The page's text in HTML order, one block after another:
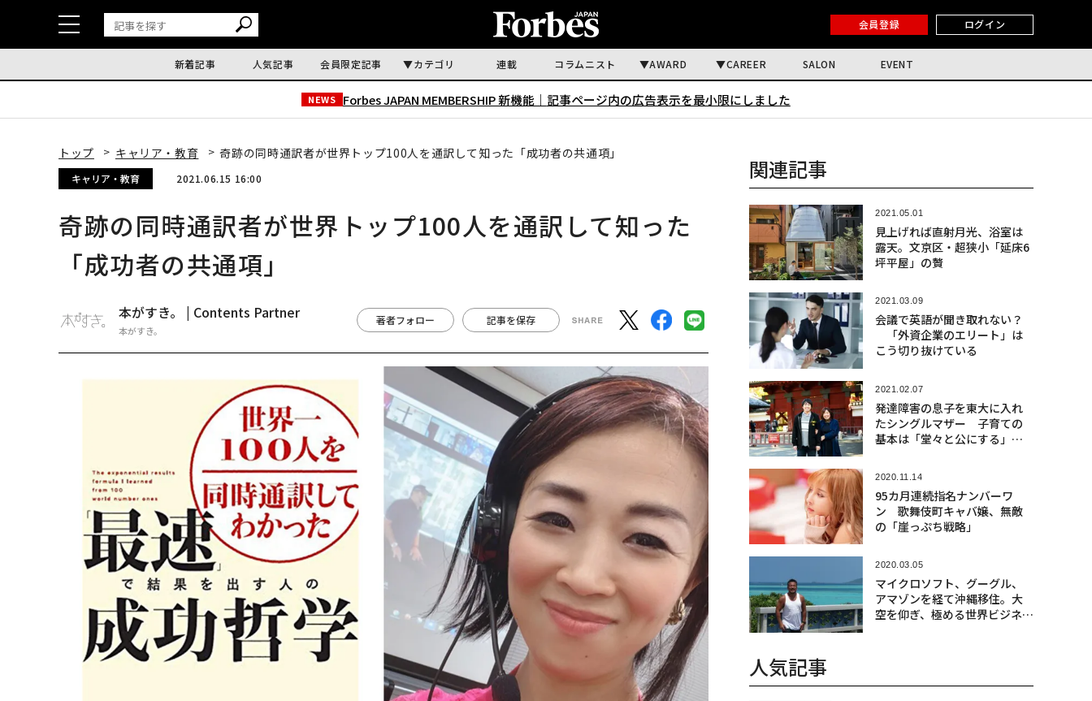
会員登録 ログイン
新着記事 人気記事 会員限定記事 カテゴリ 連載 コラムニスト AWARD CAREER SALON EVENT
NEWS Forbes JAPAN MEMBERSHIP 新機能｜ 記事ページ内の広告表示を最小限にしました
トップ キャリア・教育 奇跡の同時通訳者が世界トップ100人を通訳して知った「成功者の共通項」
キャリア・教育 2021.06.15 16:00
奇跡の同時通訳者が世界トップ100人を通訳して知った
「成功者の共通項」
本がすき。 | Contents Partner
本がすき。
著者フォロー 記事を保存
関連記事
2021.05.01
見上げれば直射月光、浴室は
露天。文京区・超狭小「延床6
坪平屋」の贅
2021.03.09
会議で英語が聞き取れない？
「外資企業のエリート」は
こう切り抜けている
2021.02.07
発達障害の息子を東大に入れ
たシングルマザー 子育ての
基本は「堂々と公にする」こ
2020.11.14
95カ月連続指名ナンバーワ
ン 歌舞伎町キャバ嬢、無敵
の「崖っぷち戦略」
2020.03.05
マイクロソフト、グーグル、
アマゾンを経て沖縄移住。大
空を仰ぎ、極める世界ビジネス
人気記事